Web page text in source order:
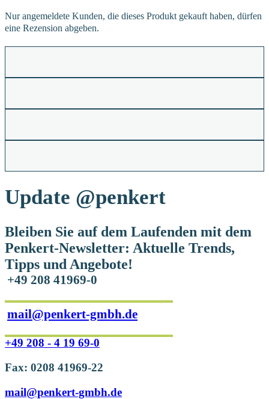
Nur angemeldete Kunden, die dieses Produkt gekauft haben, dürfen
eine Rezension abgeben.
Update @penkert
Bleiben Sie auf dem Laufenden mit dem
Penkert-Newsletter: Aktuelle Trends,
Tipps und Angebote!
+49 208 41969-0
mail@penkert-gmbh.de
+49 208 - 4 19 69-0
Fax: 0208 41969-22
mail@penkert-gmbh.de